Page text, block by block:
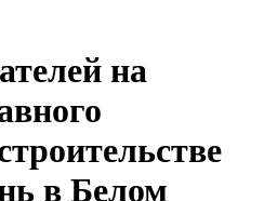
на
в Белом